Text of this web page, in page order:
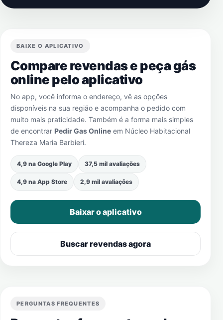
BAIXE O APLICATIVO
Compare revendas e peça gás
online pelo aplicativo
No app, você informa o endereço, vê as opções
disponíveis na sua região e acompanha o pedido com
muito mais praticidade. Também é a forma mais simples
de encontrar Pedir Gas Online em Núcleo Habitacional
Thereza Maria Barbieri.
4,9 na Google Play 37,5 mil avaliações
4,9 na App Store 2,9 mil avaliações
Baixar o aplicativo
Buscar revendas agora
PERGUNTAS FREQUENTES